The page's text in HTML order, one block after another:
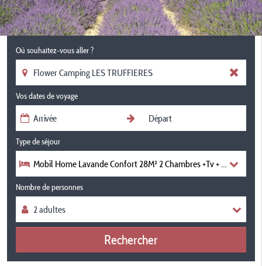
Où souhaitez-vous aller ?
Vos dates de voyage
Type de séjour
Mobil Home Lavande Confort 28M² 2 Chambres +Tv +
Nombre de personnes
Rechercher